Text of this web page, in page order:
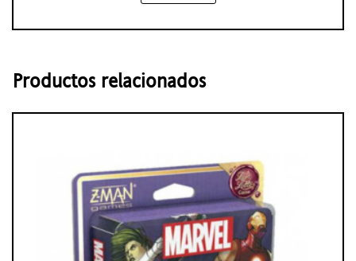
Productos relacionados